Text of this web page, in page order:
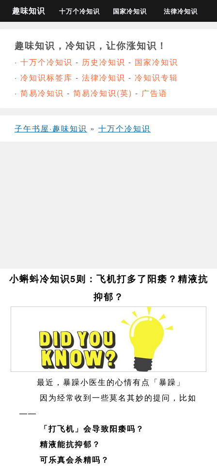
趣味知识 十万个冷知识 国家冷知识 法律冷知识
趣味知识，冷知识，让你涨知识！
· 十万个冷知识 - 历史冷知识 - 国家冷知识
· 冷知识标签库 - 法律冷知识 - 冷知识专辑
· 简易冷知识 - 简易冷知识(英) - 广告语
子午书屋·趣味知识 » 十万个冷知识
小蝌蚪冷知识5则：飞机打多了阳痿？精液抗
抑郁？
最近，暴躁小医生的心情有点「暴躁」
因为经常收到一些莫名其妙的提问，比如
——
「打飞机」会导致阳痿吗？
精液能抗抑郁？
可乐真会杀精吗？